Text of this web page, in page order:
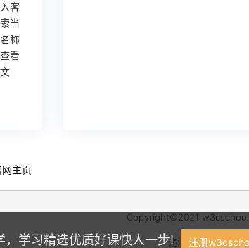
客
当
称
看
网主页
Copyright©2021 w3cschool
违法和不良信息举
学习精选优质好课快人一步! 注册